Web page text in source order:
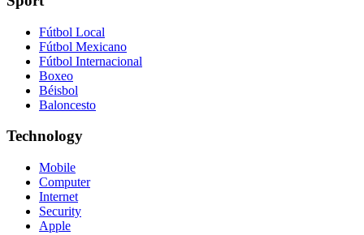
Fútbol Local
Fútbol Mexicano
Fútbol Internacional
Boxeo
Béisbol
Baloncesto
Technology
Mobile
Computer
Internet
Security
Apple